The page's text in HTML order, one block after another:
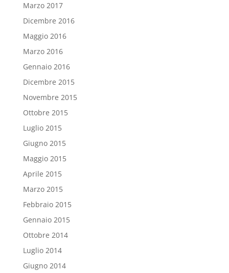
Marzo 2017
Dicembre 2016
Maggio 2016
Marzo 2016
Gennaio 2016
Dicembre 2015
Novembre 2015
Ottobre 2015
Luglio 2015
Giugno 2015
Maggio 2015
Aprile 2015
Marzo 2015
Febbraio 2015
Gennaio 2015
Ottobre 2014
Luglio 2014
Giugno 2014